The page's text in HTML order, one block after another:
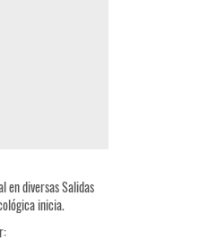
en diversas Salidas
inicia.